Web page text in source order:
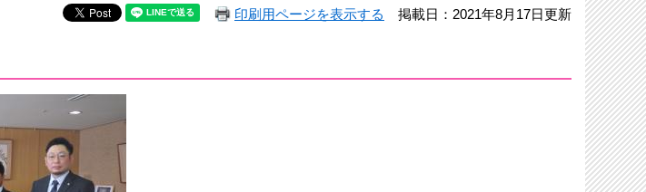
印刷用ページを表示する 掲載日：2021年8月17日更新